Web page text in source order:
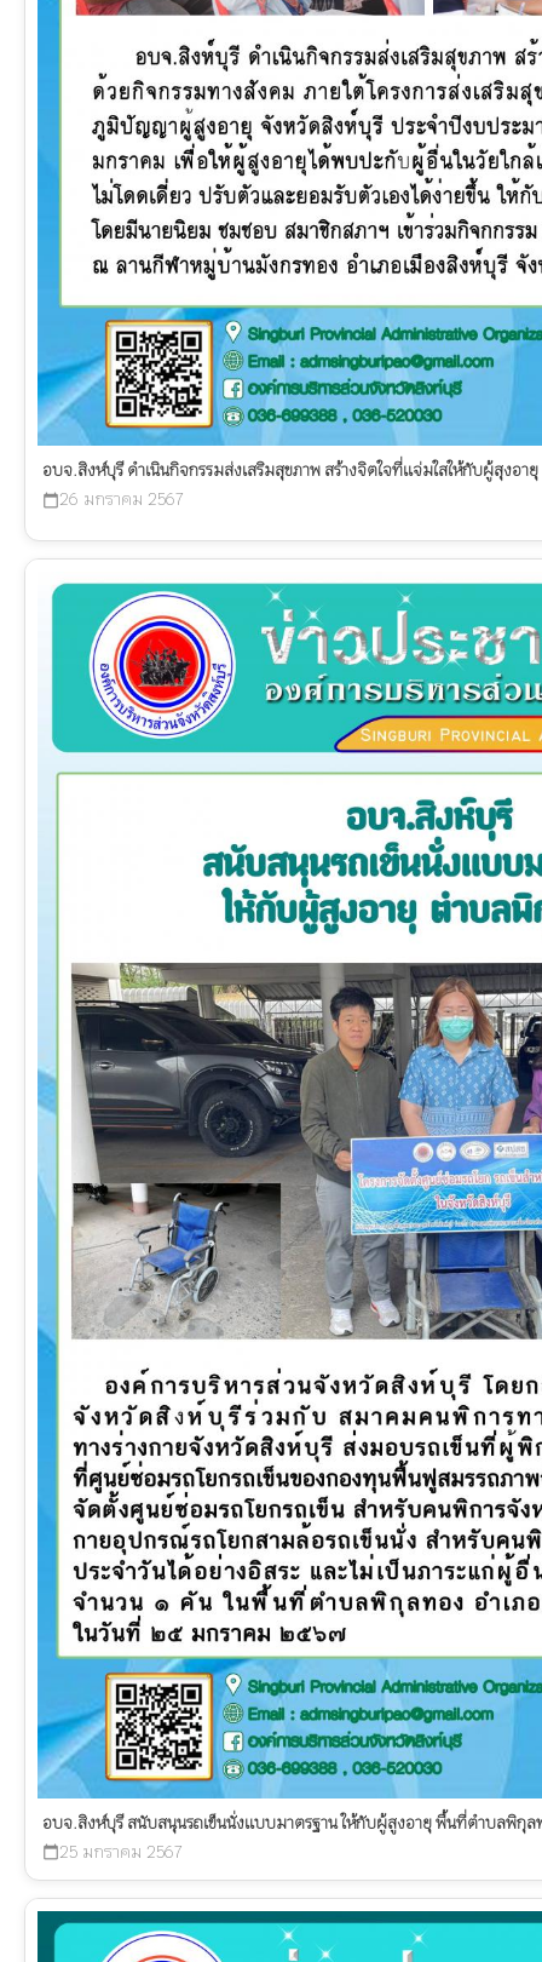
อบจ.สิงห์บุรี ดำเนินกิจกรรมส่งเสริมสุขภาพ สร้างจิตใจที่แจ่มใสให้กับผู้สุงอา
calendar_today 26 มกราคม 2567
อบจ.สิงห์บุรี สนับสนุนรถเข็นนั่งแบบมาตรฐาน ให้กับผู้สูงอายุ พื้นที่ตำบลพิกุล
calendar_today 25 มกราคม 2567